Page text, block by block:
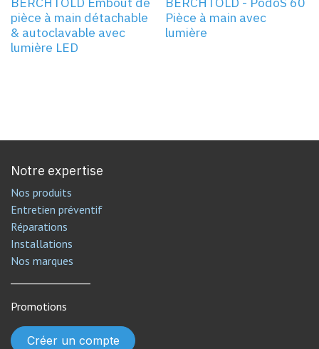
pièce à main détachable
& autoclavable avec
lumière LED
Pièce à main avec
lumière
Notre expertise
Nos produits
Entretien préventif
Réparations
Installations
Nos marques
Promotions
Créer un compte